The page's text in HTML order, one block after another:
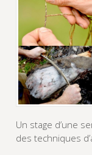
Un stage d’une
des techniques